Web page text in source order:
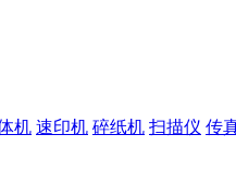
机 速印机 碎纸机 扫描仪 传